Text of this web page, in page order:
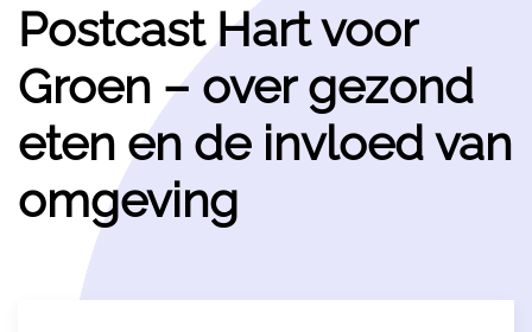
Postcast Hart voor
Groen – over gezond
eten en de invloed van
omgeving